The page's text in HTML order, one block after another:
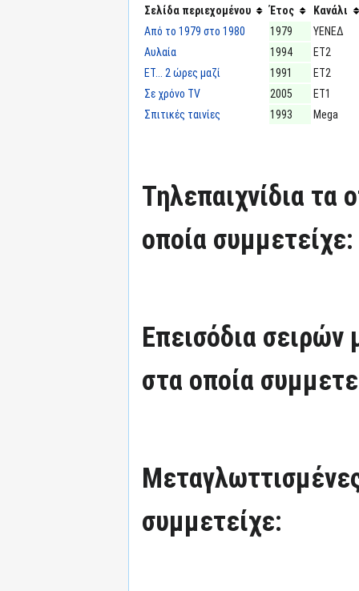
Σελίδα περιεχομένου Έτος
Κανάλι
Από το 1979 στο 1980
1979
ΥΕΝΕΔ
Αυλαία
1994
ΕΤ2
ΕΤ... 2 ώρες μαζί
1991
ΕΤ2
Σε χρόνο TV
2005
ΕΤ1
Σπιτικές ταινίες
1993 Mega
Τηλεπαιχνίδια τα
οποία συμμετείχε:
Επεισόδια
στα οποία
συμμετείχε: